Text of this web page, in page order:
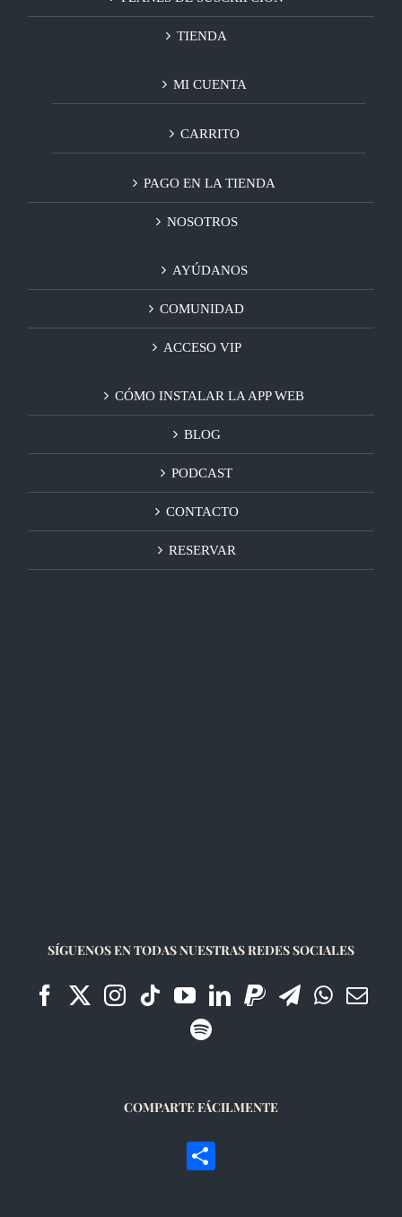
TIENDA
MI CUENTA
CARRITO
PAGO EN LA TIENDA
NOSOTROS
AYÚDANOS
COMUNIDAD
ACCESO VIP
CÓMO INSTALAR LA APP WEB
BLOG
PODCAST
CONTACTO
RESERVAR
SÍGUENOS EN TODAS NUESTRAS REDES SOCIALES
COMPARTE FÁCILMENTE